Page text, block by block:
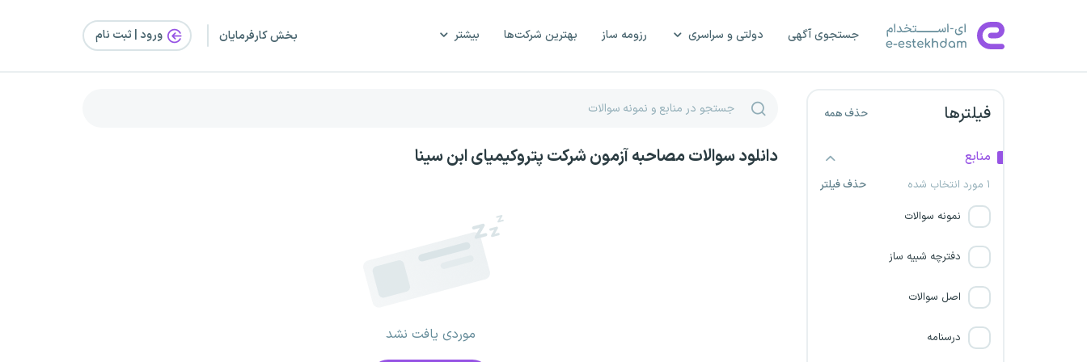
جستجوی آگهی دولتی و سراسری رزومه ساز بهترین شرکت‌ها بیشتر بخش کارفرمایان ورود | ثبت‌ نام
فیلترها حذف همه
منابع
۱ مورد انتخاب شده
حذف فیلتر
نمونه سوالات
دفترچه شبیه ساز
اصل سوالات
درسنامه
هتل خورشید هشتم
موسسه سپهر ساعی انتظام
زنجان
دانلود سوالات مصاحبه آزمون شرکت پتروکیمیای ابن سینا
موردی یافت نشد